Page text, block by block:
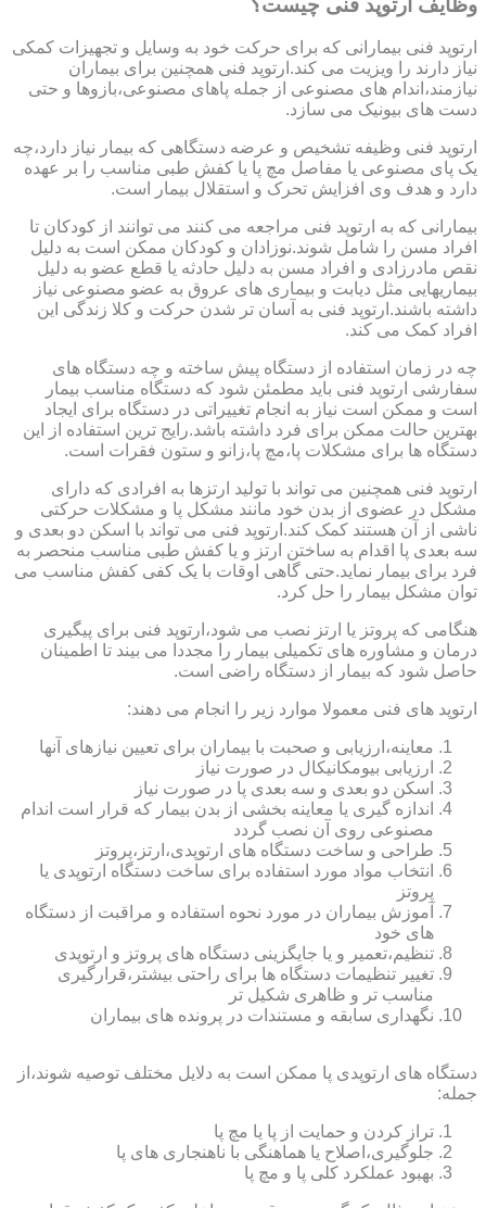
ارتوپد فنی بیمارانی که برای حرکت خود به وسایل و تجهیزات کمکی
نیاز دارند را ویزیت می کند.ارتوپد فنی همچنین برای بیماران
نیازمند،اندام های مصنوعی از جمله پاهای مصنوعی،بازوها و حتی
دست های بیونیک می سازد.
ارتوپد فنی وظیفه تشخیص و عرضه دستگاهی که بیمار نیاز دارد،چه
یک پای مصنوعی یا مفاصل مچ پا یا کفش طبی مناسب را بر عهده
دارد و هدف وی افزایش تحرک و استقلال بیمار است.
بیمارانی که به ارتوپد فنی مراجعه می کنند می توانند از کودکان تا
افراد مسن را شامل شوند.نوزادان و کودکان ممکن است به دلیل
نقص مادرزادی و افراد مسن به دلیل حادثه یا قطع عضو به دلیل
بیماریهایی مثل دیابت و بیماری های عروق به عضو مصنوعی نیاز
داشته باشند.ارتوپد فنی به آسان تر شدن حرکت و کلا زندگی این
افراد کمک می کند.
چه در زمان استفاده از دستگاه پیش ساخته و چه دستگاه های
سفارشی ارتوپد فنی باید مطمئن شود که دستگاه مناسب بیمار
است و ممکن است نیاز به انجام تغییراتی در دستگاه برای ایجاد
بهترین حالت ممکن برای فرد داشته باشد.رایج ترین استفاده از این
دستگاه ها برای مشکلات پا،مچ پا،زانو و ستون فقرات است.
ارتوپد فنی همچنین می تواند با تولید ارتزها به افرادی که دارای
مشکل در عضوی از بدن خود مانند مشکل پا و مشکلات حرکتی
ناشی از آن هستند کمک کند.ارتوپد فنی می تواند با اسکن دو بعدی و
سه بعدی پا اقدام به ساختن ارتز و یا کفش طبی مناسب منحصر به
فرد برای بیمار نماید.حتی گاهی اوقات با یک کفی کفش مناسب می
توان مشکل بیمار را حل کرد.
هنگامی که پروتز یا ارتز نصب می شود،ارتوپد فنی برای پیگیری
درمان و مشاوره های تکمیلی بیمار را مجددا می بیند تا اطمینان
حاصل شود که بیمار از دستگاه راضی است.
ارتوپد های فنی معمولا موارد زیر را انجام می دهند:
معاینه،ارزیابی و صحبت با بیماران برای تعیین نیازهای آنها
ارزیابی بیومکانیکال در صورت نیاز
اسکن دو بعدی و سه بعدی پا در صورت نیاز
اندازه گیری یا معاینه بخشی از بدن بیمار که قرار است اندام
مصنوعی روی آن نصب گردد
طراحی و ساخت دستگاه های ارتوپدی،ارتز،پروتز
انتخاب مواد مورد استفاده برای ساخت دستگاه ارتوپدی یا
پروتز
آموزش بیماران در مورد نحوه استفاده و مراقبت از دستگاه
های خود
تنظیم،تعمیر و یا جایگزینی دستگاه های پروتز و ارتوپدی
تغییر تنظیمات دستگاه ها برای راحتی بیشتر،قرارگیری
مناسب تر و ظاهری شکیل تر
نگهداری سابقه و مستندات در پرونده های بیماران
دستگاه های ارتوپدی پا ممکن است به دلایل مختلف توصیه شوند،از
جمله:
تراز کردن و حمایت از پا یا مچ پا
جلوگیری،اصلاح یا هماهنگی با ناهنجاری های پا
بهبود عملکرد کلی پا و مچ پا